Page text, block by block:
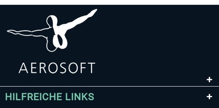
HILFREICHE LINKS